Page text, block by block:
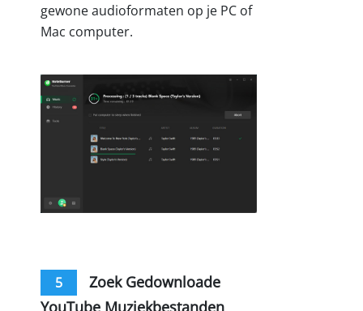
gewone audioformaten op je PC of
Mac computer.
5
Zoek Gedownloade